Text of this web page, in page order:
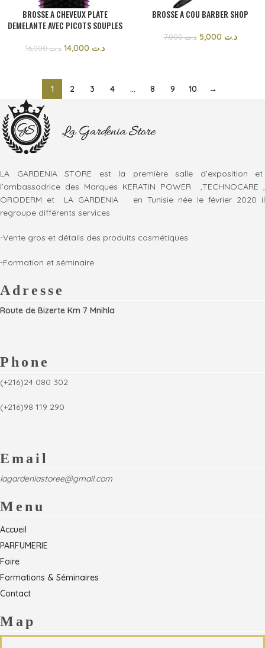
BROSSE A CHEVEUX PLATE
DEMELANTE AVEC PICOTS SOUPLES
د.ت16,000 د.ت
BROSSE A COU BARBER SHOP
د.ت7,000 د.ت
1 2 3 4 … 8 9 10 →
LA GARDENIA STORE est la première salle d’exposition et
l’ambassadrice des Marques KERATIN POWER ,TECHNOCARE ,
ORODERM et LA GARDENIA en Tunisie née le février 2020 il
regroupe différents services
-Vente gros et détails des produits cosmétiques
-Formation et séminaire
Adresse
Route de Bizerte Km 7 Mnihla
Phone
(+216)24 080 302
(+216)98 119 290
Email
lagardeniastoree@gmail.com
Menu
Accueil
PARFUMERIE
Foire
Formations & Séminaires
Contact
Map